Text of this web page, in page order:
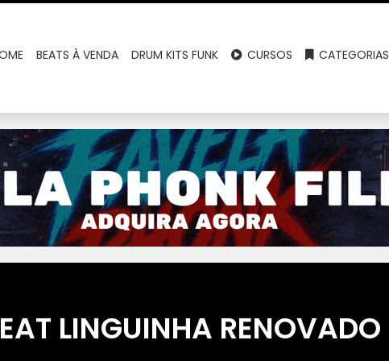
BEATS À VENDA DRUM KITS FUNK CURSOS CATEGORIAS
LINGUINHA RENOVADO